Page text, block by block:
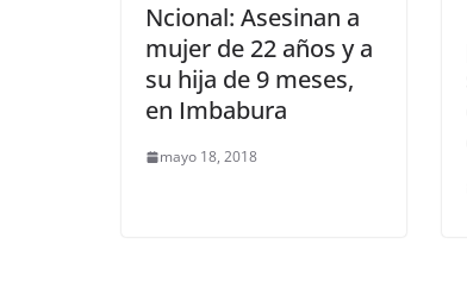
Ncional: Asesinan a
mujer de 22 años y a
su hija de 9 meses,
en Imbabura
mayo 18, 2018